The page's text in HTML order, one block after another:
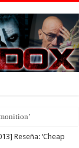
Reseña: ‘Cheap